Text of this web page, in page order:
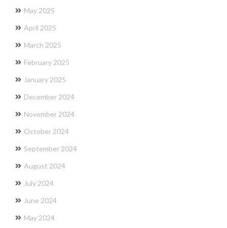
May 2025
April 2025
March 2025
February 2025
January 2025
December 2024
November 2024
October 2024
September 2024
August 2024
July 2024
June 2024
May 2024